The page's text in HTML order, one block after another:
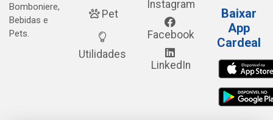
Bomboniere,
Bebidas e
Pets.
Pet
Utilidades
Instagram
Facebook
LinkedIn
Baixar
App
Cardeal